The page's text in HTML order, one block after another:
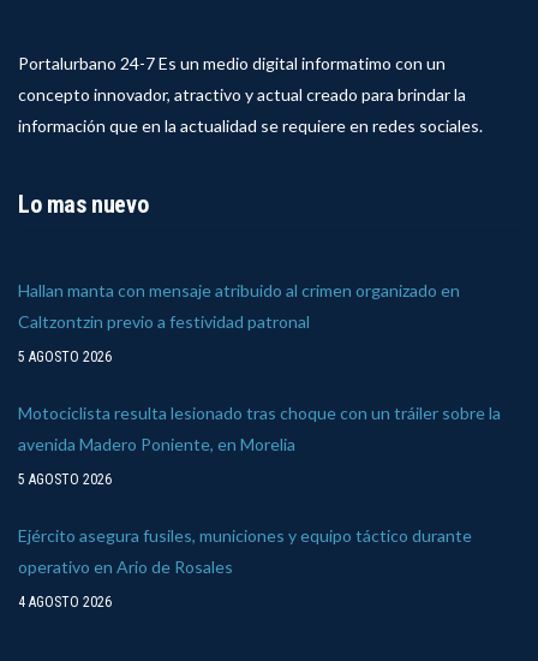
Portalurbano 24-7 Es un medio digital informatimo con un
concepto innovador, atractivo y actual creado para brindar la
información que en la actualidad se requiere en redes sociales.
Lo mas nuevo
Hallan manta con mensaje atribuido al crimen organizado en
Caltzontzin previo a festividad patronal
5 AGOSTO 2026
Motociclista resulta lesionado tras choque con un tráiler sobre la
avenida Madero Poniente, en Morelia
5 AGOSTO 2026
Ejército asegura fusiles, municiones y equipo táctico durante
operativo en Ario de Rosales
4 AGOSTO 2026